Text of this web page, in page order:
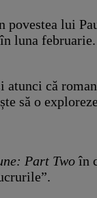
povestea lui
în luna februarie.
atunci că
să o
Part Twoîn